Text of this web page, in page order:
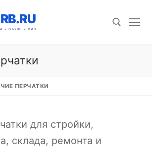
ПЕРЧАТКИ
для стройки,
склада, ремонта и